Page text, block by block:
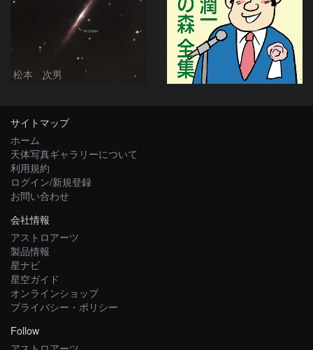
松本 次男
サイトマップ
ホーム
天体写真ギャラリーについて
利用規約
ログイン/新規登録
お問い合わせ
会社情報
アストロアーツ
製品情報
星ナビ
星空ガイド
オンラインショップ
プライバシー・ポリシー
Follow